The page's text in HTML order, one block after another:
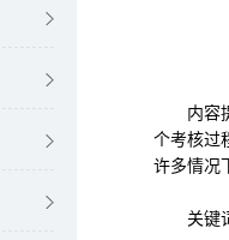
内容提
个考核过
许多情况
关键词